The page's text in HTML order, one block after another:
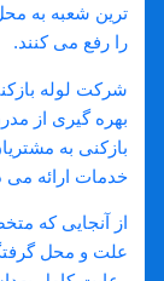
ترین شعبه به
را رفع می کنند.
شرکت لوله
بهره گیری از
بازکنی به
خدمات ارائه می
از آنجایی که
علت و محل